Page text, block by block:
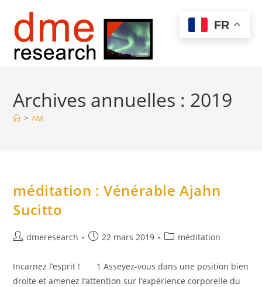
content
Menu
Archives annuelles : 2019
> AM
méditation : Vénérable Ajahn
Sucitto
Auteur/autrice
la
publication :
dmeresearch
Publication
22 mars 2019
Postméditation
Incarnez l’esprit ! 1 Asseyez-vous dans une position bien
droite et amenez l’attention sur l’expérience corporelle du
FR